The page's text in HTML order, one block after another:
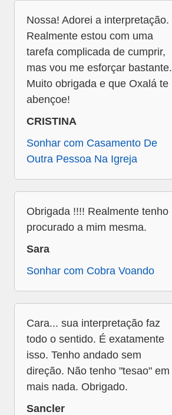
Nossa! Adorei a interpretação.
Realmente estou com uma
tarefa complicada de cumprir,
mas vou me esforçar bastante.
Muito obrigada e que Oxalá te
abençoe!
CRISTINA
Sonhar com Casamento De
Outra Pessoa Na Igreja
Obrigada !!!! Realmente tenho
procurado a mim mesma.
Sara
Sonhar com Cobra Voando
Cara... sua interpretação faz
todo o sentido. É exatamente
isso. Tenho andado sem
direção. Não tenho "tesao" em
mais nada. Obrigado.
Sancler